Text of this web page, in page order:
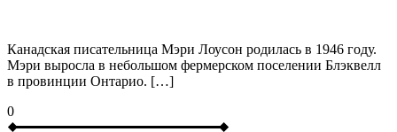
Канадская писательница Мэри Лоусон родилась в 1946 году.
Мэри выросла в небольшом фермерском поселении Блэквелл
в провинции Онтарио. […]
0